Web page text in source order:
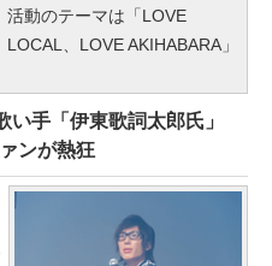
活動のテーマは「LOVE
LOCAL、LOVE AKIHABARA」
手「伊東歌詞太郎氏」
ンが熱狂